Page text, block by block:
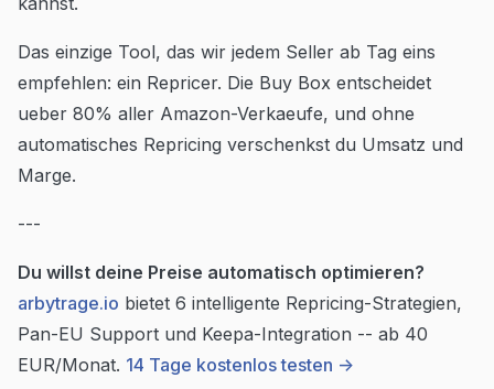
Das einzige Tool, das wir jedem Seller ab Tag eins
empfehlen: ein Repricer. Die Buy Box entscheidet
ueber 80% aller Amazon-Verkaeufe, und ohne
automatisches Repricing verschenkst du Umsatz und
Marge.
---
Du willst deine Preise automatisch optimieren?
arbytrage.io bietet 6 intelligente Repricing-Strategien,
Pan-EU Support und Keepa-Integration -- ab 40
EUR/Monat. 14 Tage kostenlos testen ->